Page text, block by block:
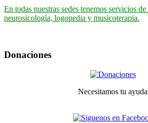
En todas nuestras sedes tenemos servicios
neurosicología, logopedia y musicoterapia.
Donaciones
Necesitamos tu ayuda